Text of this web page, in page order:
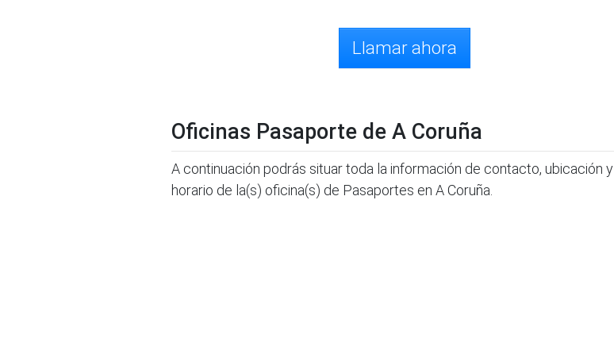
Llamar ahora
Oficinas Pasaporte de A Coruña
A continuación podrás situar toda la información de contacto, ubicación y
horario de la(s) oficina(s) de Pasaportes en A Coruña.